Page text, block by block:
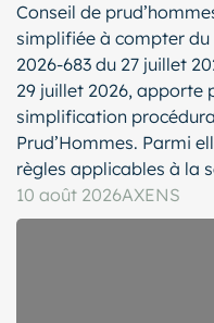
Conseil de
simplifiée à compter du
2026-683 du 27 juillet
29 juillet 2026, apporte
simplification
Prud’Hommes. Parmi
règles applicables à la
10 août 2026AXENS